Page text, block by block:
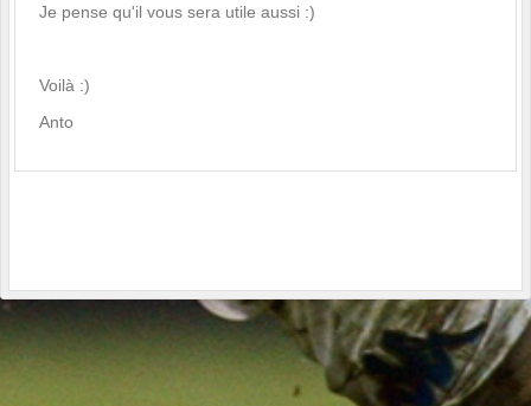
Je pense qu'il vous sera utile aussi :)
Voilà :)
Anto